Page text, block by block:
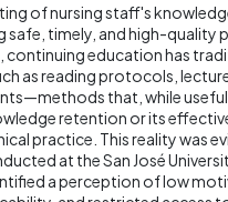
of nursing staff's
safe, timely, and high-quality
continuing education has
as reading protocols,
that, while
retention or its
practice. This reality was
at the San José
a perception of low